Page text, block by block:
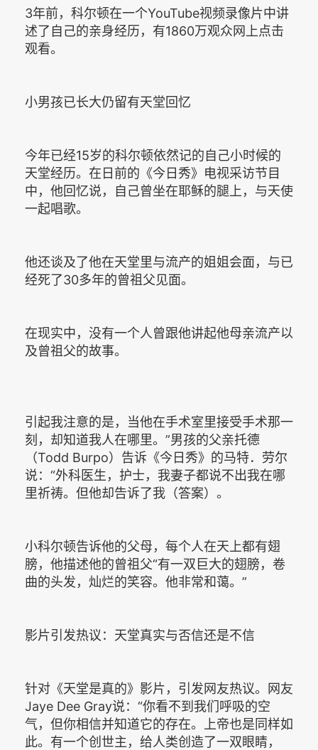
3年前，科尔顿在一个YouTube视频录像片中讲
述了自己的亲身经历，有1860万观众网上点击
观看。
小男孩已长大仍留有天堂回忆
今年已经15岁的科尔顿依然记的自己小时候的
天堂经历。在日前的《今日秀》电视采访节目
中，他回忆说，自己曾坐在耶稣的腿上，与天使
一起唱歌。
他还谈及了他在天堂里与流产的姐姐会面，与已
经死了30多年的曾祖父见面。
在现实中，没有一个人曾跟他讲起他母亲流产以
及曾祖父的故事。
引起我注意的是，当他在手术室里接受手术那一
刻，却知道我人在哪里。”男孩的父亲托德
（Todd Burpo）告诉《今日秀》的马特．劳尔
说：“外科医生，护士，我妻子都说不出我在哪
里祈祷。但他却告诉了我（答案）。
小科尔顿告诉他的父母，每个人在天上都有翅
膀，他描述他的曾祖父“有一双巨大的翅膀，卷
曲的头发，灿烂的笑容。他非常和蔼。”
影片引发热议：天堂真实与否信还是不信
针对《天堂是真的》影片，引发网友热议。网友
Jaye Dee Gray说：“你看不到我们呼吸的空
气，但你相信并知道它的存在。上帝也是同样如
此。有一个创世主，给人类创造了一双眼睛，